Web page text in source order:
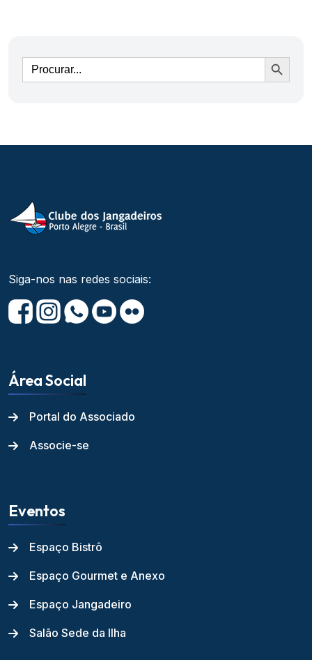
Ir
Siga-nos nas redes sociais:
Área Social
Portal do Associado
Associe-se
Eventos
Espaço Bistrô
Espaço Gourmet e Anexo
Espaço Jangadeiro
Salão Sede da Ilha